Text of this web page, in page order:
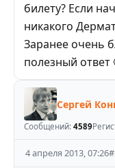
билету? Если
никакого
Заранее очень
полезный ответ
Сергей
Сообщений: 4589
4 апреля 2013, 07:26#